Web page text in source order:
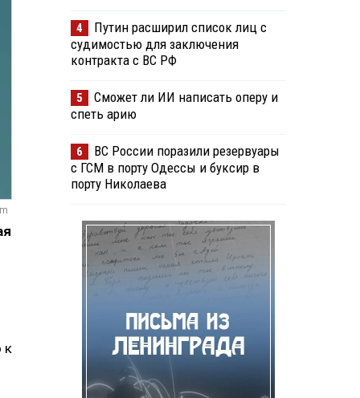
к
4
Путин расширил список лиц с
судимостью для заключения
контракта с ВС РФ
5
Сможет ли ИИ написать оперу и
спеть арию
6
ВС России поразили резервуары
с ГСМ в порту Одессы и буксир в
порту Николаева